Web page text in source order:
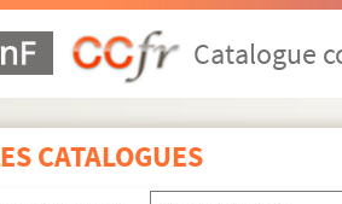
Catalogue
CATALOGUES